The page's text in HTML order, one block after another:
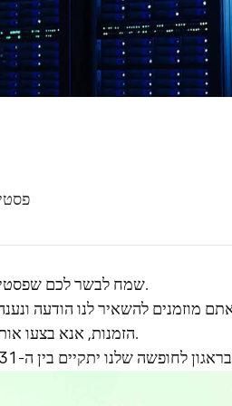
שמח לבשר לכם שפסטיבל סירות הדרקון בסין מתקרב.
מוזמנים להשאיר לנו הודעה
הזמנות, אנא בצעו אותן מראש כדי שנוכל לארגן זאת.